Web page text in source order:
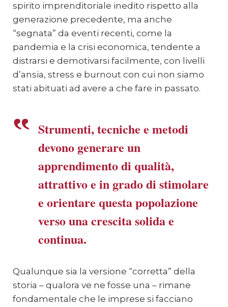
spirito imprenditoriale inedito rispetto alla
generazione precedente, ma anche
“segnata” da eventi recenti, come la
pandemia e la crisi economica, tendente a
distrarsi e demotivarsi facilmente, con livelli
d’ansia, stress e burnout con cui non siamo
stati abituati ad avere a che fare in passato.
Strumenti, tecniche e metodi
devono generare un
apprendimento di qualità,
attrattivo e in grado di stimolare
e orientare questa popolazione
verso una crescita solida e
continua.
Qualunque sia la versione “corretta” della
storia – qualora ve ne fosse una – rimane
fondamentale che le imprese si facciano